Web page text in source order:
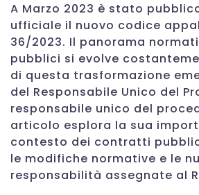
A Marzo 2023 è stato
ufficiale il nuovo codice
36/2023. Il panorama
pubblici si evolve
di questa trasformazione
del Responsabile Unico del
responsabile unico del
articolo esplora la sua
contesto dei contratti
le modifiche normative e le
responsabilità assegnate al